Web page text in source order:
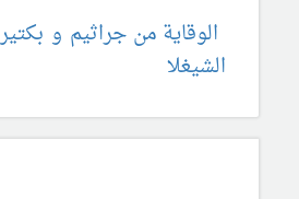
الوقاية من جراثيم و
الشيغلا